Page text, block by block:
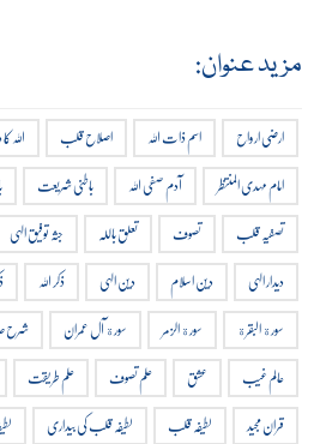
مزید عنوان:
ارضی ارواح اسم ذات اللہ اصلاح قلب اللہ
امام مہدی المنتظر
آدم صفی اللہ باطنی شریعت
تصفیہ قلب
تصوف تعلق باللہ جثہ توفیق الہی
دیدار الہی
دین اسلام دین الہی ذکر اللہ
سورة البقرة
سورة الزمر سورة آل عمران شرح
عالم غیب
عشق علم تصوف علم طریقت
قران مجید
لطیفہ قلب لطیفہ قلب کی بیداری